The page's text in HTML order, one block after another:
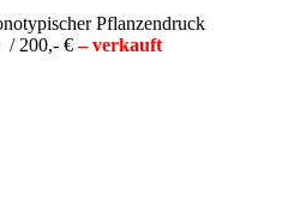
Pflanzendruck
/ 200,- €– verkauft